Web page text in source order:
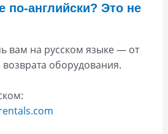
по-английски? Это не
на русском языке — от
оборудования.